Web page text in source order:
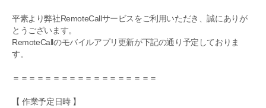
平素より弊社RemoteCallサービスをご利用いただき、誠にありが
とうございます。
RemoteCallのモバイルアプリ更新が下記の通り予定しておりま
す。
＝＝＝＝＝＝＝＝＝＝＝＝＝＝＝＝＝＝
【 作業予定日時 】